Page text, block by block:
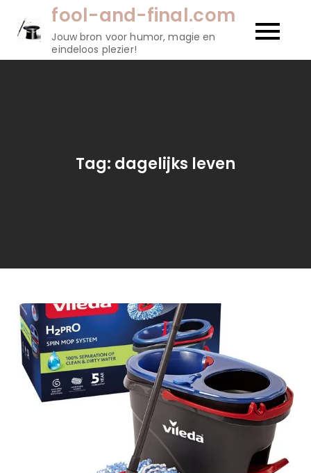
fool-and-final.com
Jouw bron voor humor, magie en
eindeloos plezier!
Tag: dagelijks leven